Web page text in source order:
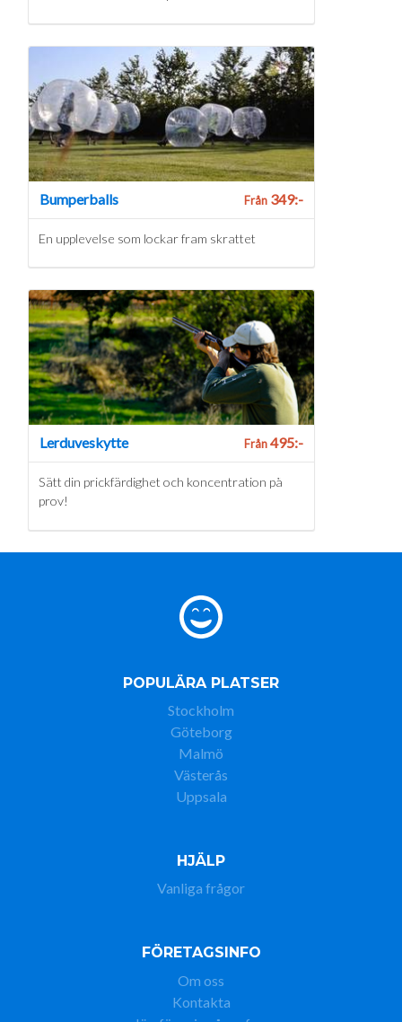
Bumperballs Från349:-
En upplevelse som lockar fram skrattet
Lerduveskytte Från495:-
Sätt din prickfärdighet och koncentration på
prov!
POPULÄRA PLATSER
Stockholm
Göteborg
Malmö
Västerås
Uppsala
HJÄLP
Vanliga frågor
FÖRETAGSINFO
Om oss
Kontakta